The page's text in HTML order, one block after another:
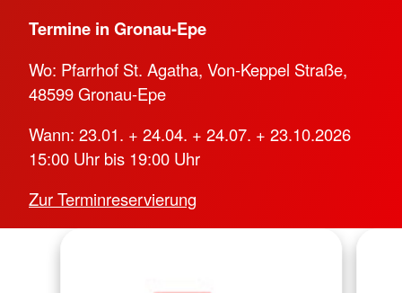
Termine in Gronau-Epe
Wo: Pfarrhof St. Agatha, Von-Keppel Straße,
48599 Gronau-Epe
Wann: 23.01. + 24.04. + 24.07. + 23.10.2026
15:00 Uhr bis 19:00 Uhr
Zur Terminreservierung